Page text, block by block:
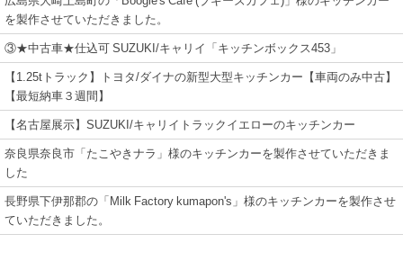
を製作させていただきました。
③★中古車★仕込可 SUZUKI/キャリイ「キッチンボックス453」
【1.25tトラック】トヨタ/ダイナの新型大型キッチンカー【車両のみ中古】
【最短納車３週間】
【名古屋展示】SUZUKI/キャリイトラックイエローのキッチンカー
奈良県奈良市「たこやきナラ」様のキッチンカーを製作させていただきま
した
長野県下伊那郡の「Milk Factory kumapon's」様のキッチンカーを製作させ
ていただきました。